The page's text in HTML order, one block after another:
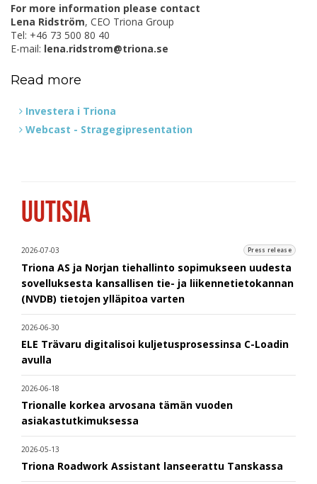
For more information please contact
Lena Ridström, CEO Triona Group
Tel: +46 73 500 80 40
E-mail: lena.ridstrom@triona.se
Read more
Investera i Triona
Webcast - Stragegipresentation
UUTISIA
2026-07-03 Press release
Triona AS ja Norjan tiehallinto sopimukseen uudesta
sovelluksesta kansallisen tie- ja liikennetietokannan
(NVDB) tietojen ylläpitoa varten
2026-06-30
ELE Trävaru digitalisoi kuljetusprosessinsa C-Loadin
avulla
2026-06-18
Trionalle korkea arvosana tämän vuoden
asiakastutkimuksessa
2026-05-13
Triona Roadwork Assistant lanseerattu Tanskassa